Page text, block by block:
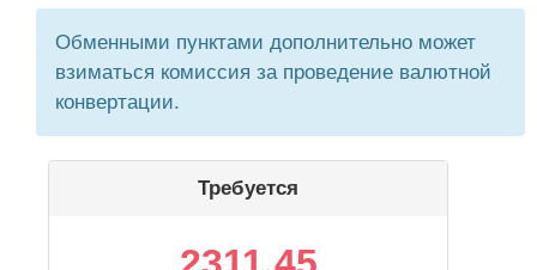
Обменными пунктами дополнительно может
взиматься комиссия за проведение валютной
конвертации.
Требуется